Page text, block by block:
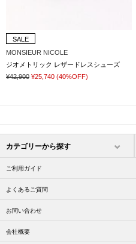
SALE
MONSIEUR NICOLE
ジオメトリック レザードレスシューズ
¥42,900 ¥25,740 (40%OFF)
カテゴリーから探す
ご利用ガイド
よくあるご質問
お問い合わせ
会社概要